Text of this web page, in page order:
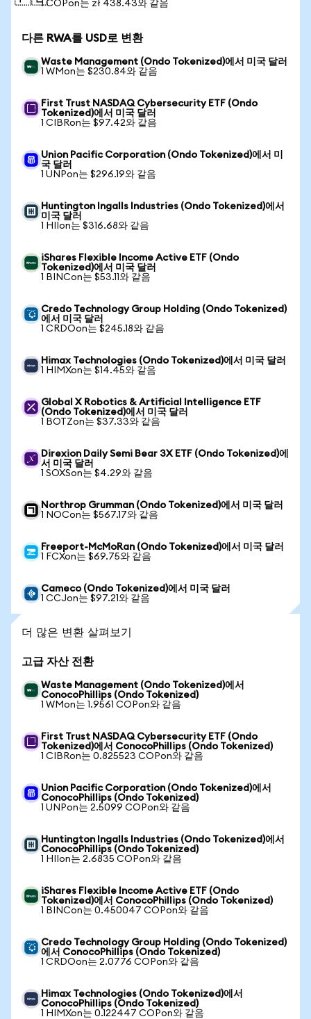
1 COPon는 zł 438.43와 같음
다른 RWA를 USD로 변환
Waste Management (Ondo Tokenized)에서 미국 달러
1 WMon는 $230.84와 같음
First Trust NASDAQ Cybersecurity ETF (Ondo
Tokenized)에서 미국 달러
1 CIBRon는 $97.42와 같음
Union Pacific Corporation (Ondo Tokenized)에서 미
국 달러
1 UNPon는 $296.19와 같음
Huntington Ingalls Industries (Ondo Tokenized)에서
미국 달러
1 HIIon는 $316.68와 같음
iShares Flexible Income Active ETF (Ondo
Tokenized)에서 미국 달러
1 BINCon는 $53.11와 같음
Credo Technology Group Holding (Ondo Tokenized)
에서 미국 달러
1 CRDOon는 $245.18와 같음
Himax Technologies (Ondo Tokenized)에서 미국 달러
1 HIMXon는 $14.45와 같음
Global X Robotics & Artificial Intelligence ETF
(Ondo Tokenized)에서 미국 달러
1 BOTZon는 $37.33와 같음
Direxion Daily Semi Bear 3X ETF (Ondo Tokenized)에
서 미국 달러
1 SOXSon는 $4.29와 같음
Northrop Grumman (Ondo Tokenized)에서 미국 달러
1 NOCon는 $567.17와 같음
Freeport-McMoRan (Ondo Tokenized)에서 미국 달러
1 FCXon는 $69.75와 같음
Cameco (Ondo Tokenized)에서 미국 달러
1 CCJon는 $97.21와 같음
더 많은 변환 살펴보기
고급 자산 전환
Waste Management (Ondo Tokenized)에서
ConocoPhillips (Ondo Tokenized)
1 WMon는 1.9561 COPon와 같음
First Trust NASDAQ Cybersecurity ETF (Ondo
Tokenized)에서 ConocoPhillips (Ondo Tokenized)
1 CIBRon는 0.825523 COPon와 같음
Union Pacific Corporation (Ondo Tokenized)에서
ConocoPhillips (Ondo Tokenized)
1 UNPon는 2.5099 COPon와 같음
Huntington Ingalls Industries (Ondo Tokenized)에서
ConocoPhillips (Ondo Tokenized)
1 HIIon는 2.6835 COPon와 같음
iShares Flexible Income Active ETF (Ondo
Tokenized)에서 ConocoPhillips (Ondo Tokenized)
1 BINCon는 0.450047 COPon와 같음
Credo Technology Group Holding (Ondo Tokenized)
에서 ConocoPhillips (Ondo Tokenized)
1 CRDOon는 2.0776 COPon와 같음
Himax Technologies (Ondo Tokenized)에서
ConocoPhillips (Ondo Tokenized)
1 HIMXon는 0.122447 COPon와 같음